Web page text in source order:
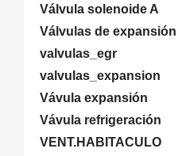
Válvula solenoide A
Válvulas de expansión
valvulas_egr
valvulas_expansion
Vávula expansión
Vávula refrigeración
VENT.HABITACULO